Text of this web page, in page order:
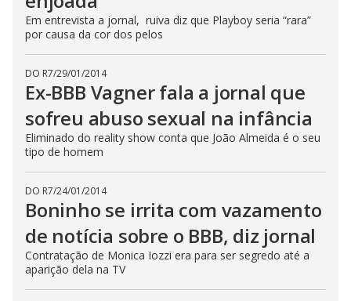
Em entrevista a jornal, ruiva diz que Playboy seria “rara”
por causa da cor dos pelos
DO R7/29/01/2014
Ex-BBB Vagner fala a jornal que
sofreu abuso sexual na infância
Eliminado do reality show conta que João Almeida é o seu
tipo de homem
DO R7/24/01/2014
Boninho se irrita com vazamento
de notícia sobre o BBB, diz jornal
Contratação de Monica Iozzi era para ser segredo até a
aparição dela na TV